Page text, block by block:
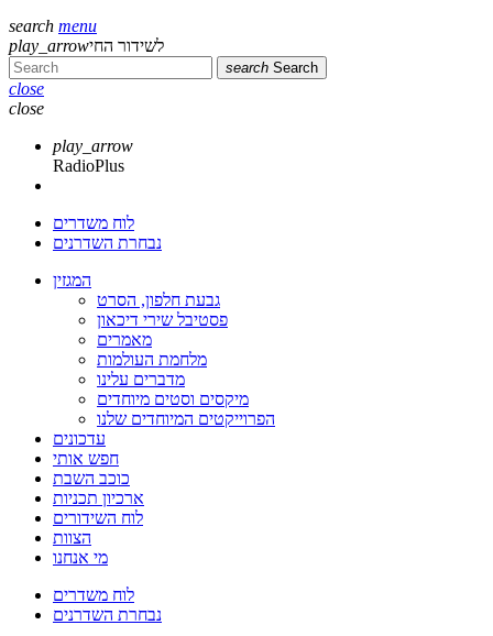
search menu
play_arrowלשידור החי
search Search
close
close
play_arrow
RadioPlus
לוח משדרים
נבחרת השדרנים
המגזין
גבעת חלפון, הסרט
פסטיבל שירי דיכאון
מאמרים
מלחמת העולמות
מדברים עלינו
מיקסים וסטים מיוחדים
הפרוייקטים המיוחדים שלנו
עדכונים
חפש אותי
כוכב השבת
ארכיון תכניות
לוח השידורים
הצוות
מי אנחנו
לוח משדרים
נבחרת השדרנים